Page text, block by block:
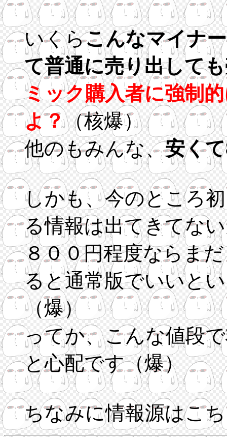
いくらこんなマイナ
て普通に売り出して
ミック購入者に強制
よ？（核爆）
他のもみんな、安く
しかも、今のところ
る情報は出てきてな
８００円程度ならま
ると通常版でいいと
（爆）
ってか、こんな値段で
と心配です（爆）
ちなみに情報源はこ